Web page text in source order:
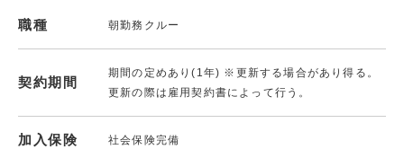
職種 朝勤務クルー
契約期間
期間の定めあり(1年) ※更新する場合があり得る。
更新の際は雇用契約書によって行う。
加入保険 社会保険完備